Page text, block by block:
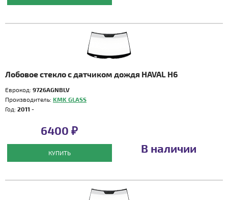
Лобовое стекло с датчиком дождя HAVAL H6
Еврокод: 9726AGNBLV
Производитель: KMK GLASS
Год: 2011 -
6400 ₽
КУПИТЬ В наличии